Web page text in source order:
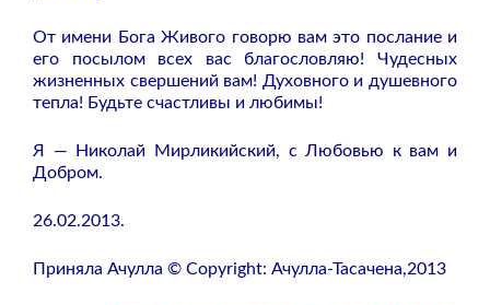
От имени Бога Живого говорю вам это послание и
его посылом всех вас благословляю! Чудесных
жизненных свершений вам! Духовного и душевного
тепла! Будьте счастливы и любимы!
Я — Николай Мирликийский, с Любовью к вам и
Добром.
26.02.2013.
Приняла Ачулла © Copyright: Ачулла-Тасачена,2013